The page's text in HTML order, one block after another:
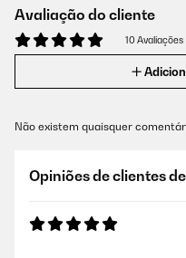
Avaliação do cliente
10 Avaliações
Não existem quaisquer
Opiniões de clientes